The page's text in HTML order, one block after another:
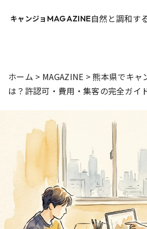
キャンジョ MAGAZINE自然と調和す
ホーム > MAGAZINE >熊本県でキャ
は？許認可・費用・集客の完全ガイ